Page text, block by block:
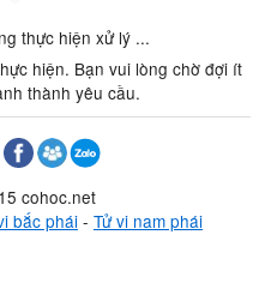
thực hiện xử lý ...
hiện. Bạn vui lòng chờ đợi ít
thành yêu cầu.
cohoc.net
bắc phái- Tử vi nam phái